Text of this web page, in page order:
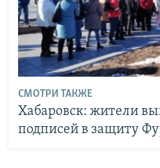
СМОТРИ ТАКЖЕ
Хабаровск: жители
подписей в защиту